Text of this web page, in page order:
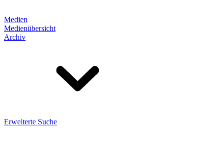
Medien
Medienübersicht
Archiv
Erweiterte Suche